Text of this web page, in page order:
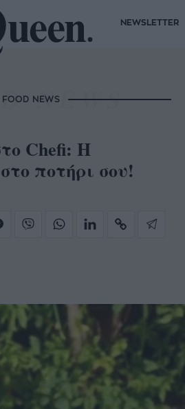
NEWSLETTER
FOOD NEWS
Chefi: Η
ποτήρι σου!